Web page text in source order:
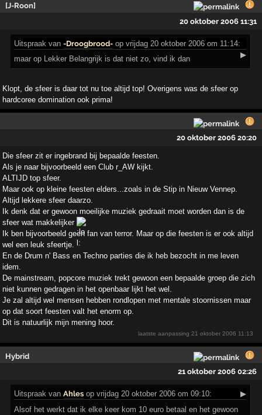
[J-Roon]
20 oktober 2006 11:31
Uitspraak van-Droogbrood- op vrijdag 20 oktober 2006 om 11:14:
▶
maar op Lekker Belangrijk is dat niet zo, vind ik dan
Klopt, de sfeer is daar tot nu toe altijd top! Overigens was de sfeer op
hardcoree domination ook prima!
20 oktober 2006 20:20
Die sfeer zit er ingebrand bij bepaalde feesten.
Als je naar bijvoorbeeld een Club r_AW kijkt.
ALTIJD top sfeer.
Maar ook op kleine feesten elders...zoals in de Stip in Nieuw Vennep.
Altijd lekkere sfeer daarzo.
Ik denk dat er gewoon moeilijke muziek gedraait moet worden dan is de
sfeer wat makkelijker
Ik ben bijvoorbeeld geen fan van terror. Maar op die feesten is er ook altijd
wel een leuk sfeertje.
En de Drum n' Bass en Techno parties die ik heb bezocht in me leven
idem.
De mainstream, popcore muziek trekt gewoon een bepaalde groep die zich
niet kunnen gedragen in het openbaar lijkt het wel.
Je zal altijd wel mensen hebben rondlopen met mentale stoornissen maar
op dat soort feesten valt het enorm op.
Dit is natuurlijk mijn mening hoor.
laatste aanpassing21 oktober 2006 11:13
Hybrid
21 oktober 2006 02:26
Uitspraak vanAhles op vrijdag 20 oktober 2006 om 09:10:
▶
Alsof het werkt dat ik elke keer kom 10 euro betaal en het gewoon